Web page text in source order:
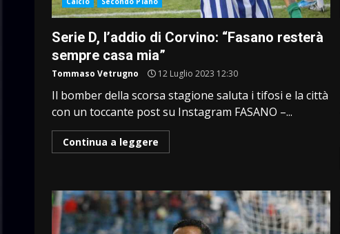
Serie D, l’addio di Corvino: “Fasano resterà
sempre casa mia”
Tommaso Vetrugno 12 Luglio 2023 12:30
Il bomber della scorsa stagione saluta i tifosi e la città
con un toccante post su Instagram FASANO –...
Continua a leggere